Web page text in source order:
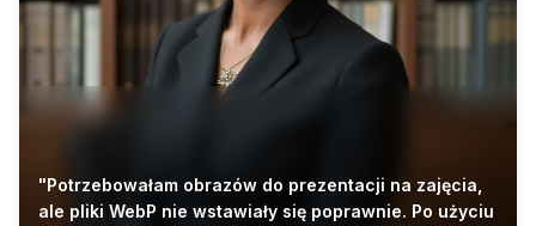
"Potrzebowałam obrazów do prezentacji na zajęcia,
ale pliki WebP nie wstawiały się poprawnie. Po użyciu